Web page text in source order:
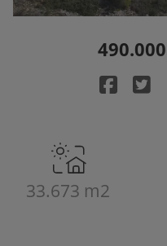
33.673 m2